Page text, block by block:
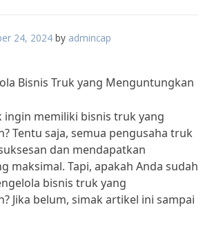
24, 2024 by admincap
Bisnis Truk yang Menguntungkan
ingin memiliki bisnis truk yang
Tentu saja, semua pengusaha truk
dan mendapatkan
maksimal. Tapi, apakah Anda sudah
bisnis truk yang
Jika belum, simak artikel ini sampai